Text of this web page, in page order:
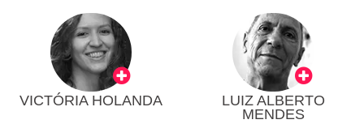
VICTÓRIA HOLANDA
LUIZ ALBERTO
MENDES